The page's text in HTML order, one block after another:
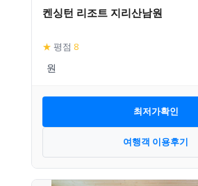
켄싱턴 리조트 지리산남원
★ 평점 8
최저가확인
여행객 이용후기